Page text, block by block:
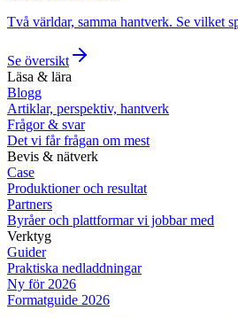
Två världar, samma hantverk. Se vilket
Se översikt
Läsa & lära
Blogg
Artiklar, perspektiv, hantverk
Frågor & svar
Det vi får frågan om mest
Bevis & nätverk
Case
Produktioner och resultat
Partners
Byråer och plattformar vi jobbar med
Verktyg
Guider
Praktiska nedladdningar
Ny för 2026
Formatguide 2026